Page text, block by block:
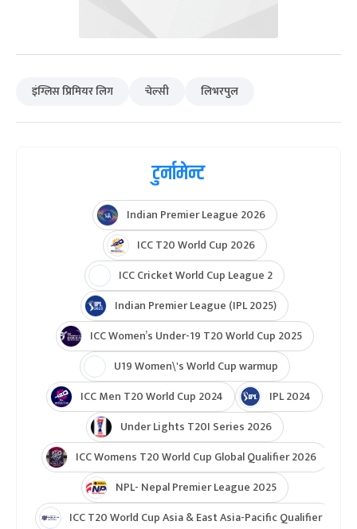
इंग्लिस प्रिमियर लिग चेल्सी लिभरपुल
टुर्नामेन्ट
Indian Premier League 2026
ICC T20 World Cup 2026
ICC Cricket World Cup League 2
Indian Premier League (IPL 2025)
ICC Women’s Under-19 T20 World Cup 2025
U19 Women\'s World Cup warmup
ICC Men T20 World Cup 2024
IPL 2024
Under Lights T20I Series 2026
ICC Womens T20 World Cup Global Qualifier 2026
NPL- Nepal Premier League 2025
ICC T20 World Cup Asia & East Asia-Pacific Qualifier